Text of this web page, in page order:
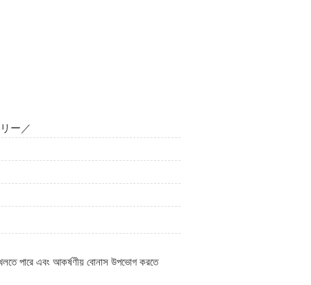
ー／
পারে এবং আকর্ষণীয় বোনাস উপভোগ করতে